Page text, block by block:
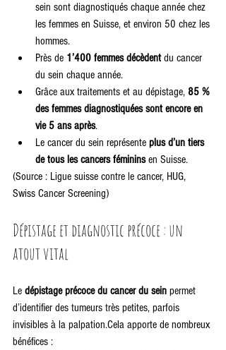
sein sont diagnostiqués chaque année chez
les femmes en Suisse, et environ 50 chez les
hommes.
Près de 1’400 femmes décèdent du cancer
du sein chaque année.
Grâce aux traitements et au dépistage, 85 %
des femmes diagnostiquées sont encore en
vie 5 ans après.
Le cancer du sein représente plus d’un tiers
de tous les cancers féminins en Suisse.
(Source : Ligue suisse contre le cancer, HUG,
Swiss Cancer Screening)
Dépistage et diagnostic précoce : un
atout vital
Le dépistage précoce du cancer du sein permet
d’identifier des tumeurs très petites, parfois
invisibles à la palpation.Cela apporte de nombreux
bénéfices :